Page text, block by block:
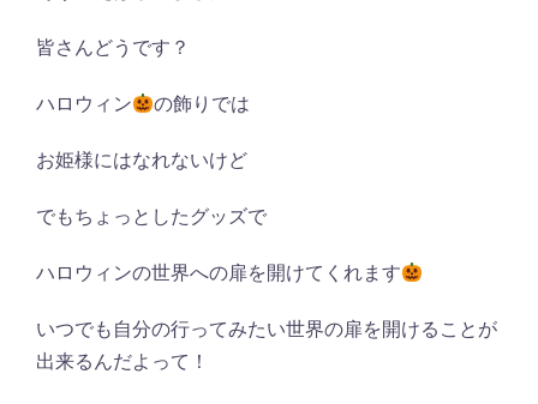
皆さんどうです？
ハロウィン の飾りでは
お姫様にはなれないけど
でもちょっとしたグッズで
ハロウィンの世界への扉を開けてくれます
いつでも自分の行ってみたい世界の扉を開けることが
出来るんだよって！